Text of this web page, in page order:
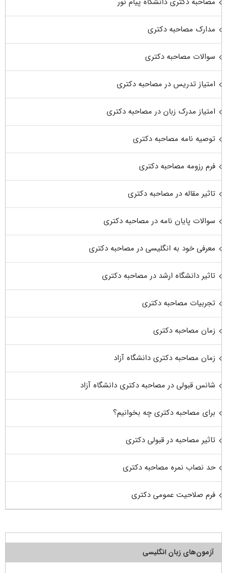
مدارک مصاحبه دکتری
سوالات مصاحبه دکتری
امتیاز تدریس در مصاحبه دکتری
امتیاز مدرک زبان در مصاحبه دکتری
توصیه نامه مصاحبه دکتری
فرم رزومه مصاحبه دکتری
تاثیر مقاله در مصاحبه دکتری
سوالات پایان نامه در مصاحبه دکتری
معرفی خود به انگلیسی در مصاحبه دکتری
تاثیر دانشگاه ارشد در مصاحبه دکتری
تجربیات مصاحبه دکتری
زمان مصاحبه دکتری
زمان مصاحبه دکتری دانشگاه آزاد
شانس قبولی در مصاحبه دکتری دانشگاه آزاد
برای مصاحبه دکتری چه بخوانیم؟
تاثیر مصاحبه در قبولی دکتری
حد نصاب نمره مصاحبه دکتری
فرم صلاحیت عمومی دکتری
آزمون‌های زبان انگلیسی